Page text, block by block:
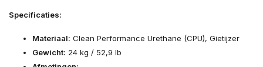
Specificaties:
Materiaal: Clean Performance Urethane (CPU), Gietijzer
Gewicht: 24 kg / 52,9 lb